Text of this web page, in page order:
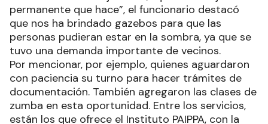
permanente que hace”, el funcionario destacó
que nos ha brindado gazebos para que las
personas pudieran estar en la sombra, ya que se
tuvo una demanda importante de vecinos.
Por mencionar, por ejemplo, quienes aguardaron
con paciencia su turno para hacer trámites de
documentación. También agregaron las clases de
zumba en esta oportunidad. Entre los servicios,
están los que ofrece el Instituto PAIPPA, con la